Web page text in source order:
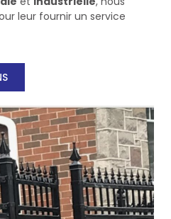
leur fournir un service